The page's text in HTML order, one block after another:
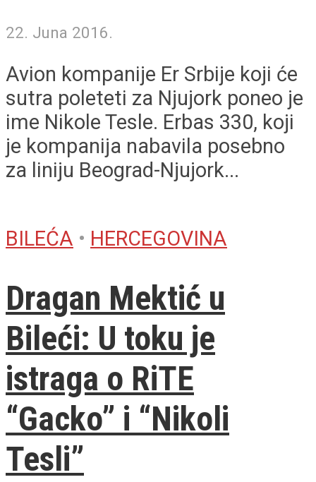
22. Juna 2016.
Avion kompanije Er Srbije koji će
sutra poleteti za Njujork poneo je
ime Nikole Tesle. Erbas 330, koji
je kompanija nabavila posebno
za liniju Beograd-Njujork...
BILEĆA • HERCEGOVINA
Dragan Mektić u
Bileći: U toku je
istraga o RiTE
“Gacko” i “Nikoli
Tesli”